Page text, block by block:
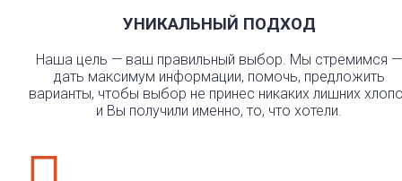
УНИКАЛЬНЫЙ ПОДХОД
Наша цель — ваш правильный выбор. Мы стремимся —
дать максимум информации, помочь, предложить
варианты, чтобы выбор не принес никаких лишних
и Вы получили именно, то, что хотели.